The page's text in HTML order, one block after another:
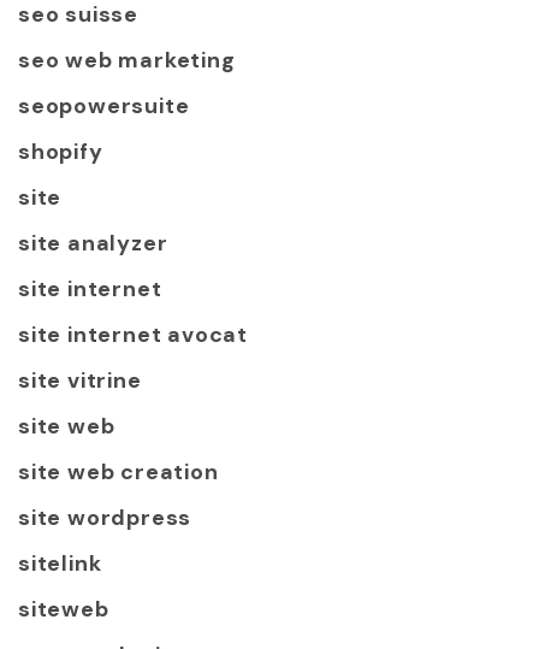
seo suisse
seo web marketing
seopowersuite
shopify
site
site analyzer
site internet
site internet avocat
site vitrine
site web
site web creation
site wordpress
sitelink
siteweb